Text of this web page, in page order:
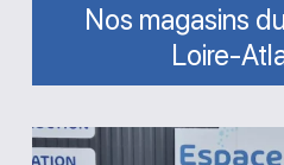
Nos magasins
Loire-